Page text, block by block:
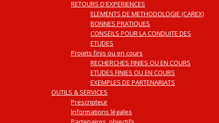
RETOURS D'EXPERIENCES
ELEMENTS DE METHODOLOGIE (CAREX)
BONNES PRATIQUES
CONSEILS POUR LA CONDUITE DES
ETUDES
Projets finis ou en cours
RECHERCHES FINIES OU EN COURS
ETUDES FINIES OU EN COURS
EXEMPLES DE PARTENARIATS
OUTILS & SERVICES
Prescripteur
Informations légales